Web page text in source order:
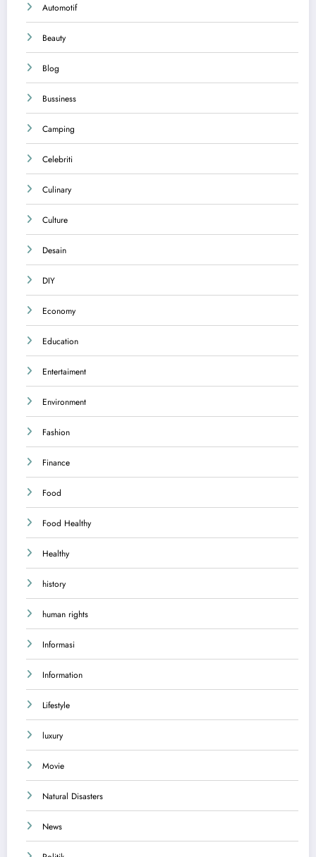
Automotif
Beauty
Blog
Bussiness
Camping
Celebriti
Culinary
Culture
Desain
DIY
Economy
Education
Entertaiment
Environment
Fashion
Finance
Food
Food Healthy
Healthy
history
human rights
Informasi
Information
Lifestyle
luxury
Movie
Natural Disasters
News